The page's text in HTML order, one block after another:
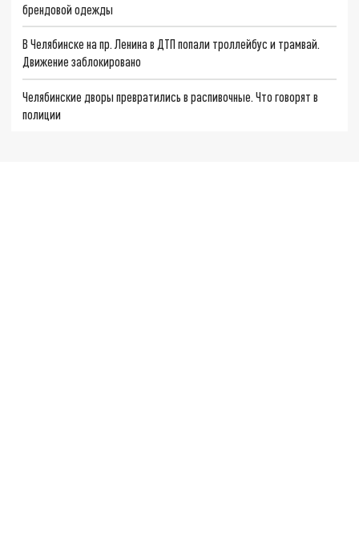
брендовой одежды
В Челябинске на пр. Ленина в ДТП попали троллейбус и трамвай.
Движение заблокировано
Челябинские дворы превратились в распивочные. Что говорят в
полиции